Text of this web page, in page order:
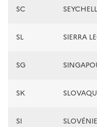
SC
SL SIERRA
SG
SK
SI